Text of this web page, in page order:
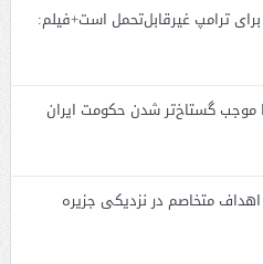
ترامپ غیرقابل‌تحمل است+فیلم:
موجب گستاخ‌تر شدن حکومت ایران
متخاصم در نزدیکی جزیره